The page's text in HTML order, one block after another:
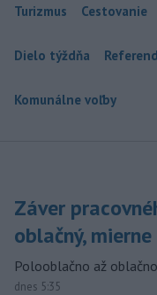
Turizmus Cestovanie
Dielo týždňa
Komunálne voľby
Záver
oblačný,
Polooblačno až
dnes 5:35